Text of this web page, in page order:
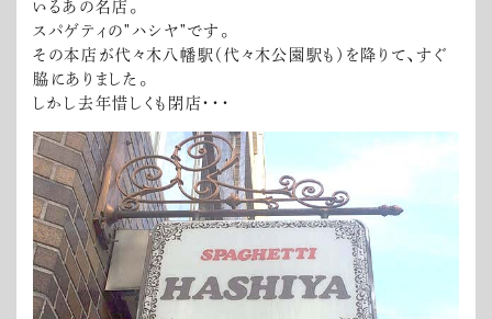
いるあの名店。
スパゲティの"ハシヤ"です。
その本店が代々木八幡駅（代々木公園駅も）を降りて、すぐ
脇にありました。
しかし去年惜しくも閉店・・・